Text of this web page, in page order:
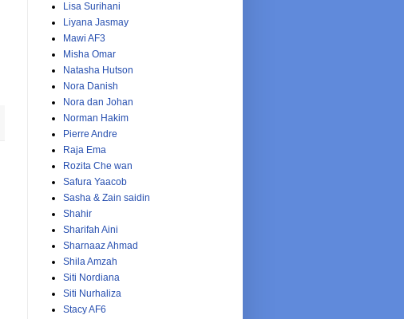
Lisa Surihani
Liyana Jasmay
Mawi AF3
Misha Omar
Natasha Hutson
Nora Danish
Nora dan Johan
Norman Hakim
Pierre Andre
Raja Ema
Rozita Che wan
Safura Yaacob
Sasha & Zain saidin
Shahir
Sharifah Aini
Sharnaaz Ahmad
Shila Amzah
Siti Nordiana
Siti Nurhaliza
Stacy AF6